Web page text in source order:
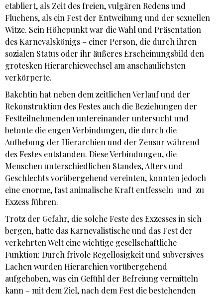
etabliert, als Zeit des freien, vulgären Redens und
Fluchens, als ein Fest der Entweihung und der sexuellen
Witze. Sein Höhepunkt war die Wahl und Präsentation
des Karnevalskönigs – einer Person, die durch ihren
sozialen Status oder ihr äußeres Erscheinungsbild den
grotesken Hierarchiewechsel am anschaulichsten
verkörperte.
Bakchtin hat neben dem zeitlichen Verlauf und der
Rekonstruktion des Festes auch die Beziehungen der
Festteilnehmenden untereinander untersucht und
betonte die engen Verbindungen, die durch die
Aufhebung der Hierarchien und der Zensur während
des Festes entstanden. Diese Verbindungen, die
Menschen unterschiedlichen Standes, Alters und
Geschlechts vorübergehend vereinten, konnten jedoch
eine enorme, fast animalische Kraft entfesseln und zu
Exzess führen.
Trotz der Gefahr, die solche Feste des Exzesses in sich
bergen, hatte das Karnevalistische und das Fest der
verkehrten Welt eine wichtige gesellschaftliche
Funktion: Durch frivole Regellosigkeit und subversives
Lachen wurden Hierarchien vorübergehend
aufgehoben, was ein Gefühl der Befreiung vermitteln
kann – mit dem Ziel, nach dem Fest die bestehenden